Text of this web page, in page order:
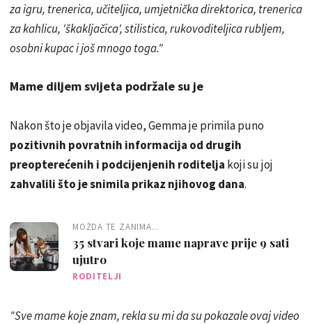
za igru, trenerica, učiteljica, umjetnička direktorica, trenerica
za kahlicu, 'škakljačica', stilistica, rukovoditeljica rubljem,
osobni kupac i još mnogo toga."
Mame diljem svijeta podržale su je
Nakon što je objavila video, Gemma je primila puno
pozitivnih povratnih informacija od drugih
preopterećenih i podcijenjenih roditelja koji su joj
zahvalili što je snimila prikaz njihovog dana.
MOŽDA TE ZANIMA...
35 stvari koje mame naprave prije 9 sati
ujutro
RODITELJI
"Sve mame koje znam, rekla su mi da su pokazale ovaj video